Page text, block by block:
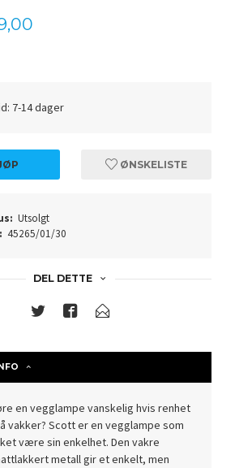
7-14 dager
ØNSKELISTE
Utsolgt
45265/01/30
DEL DETTE
en vegglampe vanskelig hvis renhet
vakker? Scott er en vegglampe som
være sin enkelhet. Den vakre
metall gir et enkelt, men